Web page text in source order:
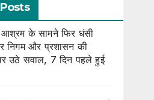
आश्रम के सामने फिर धंसी
निगम और प्रशासन की
उठे सवाल, 7 दिन पहले हुई